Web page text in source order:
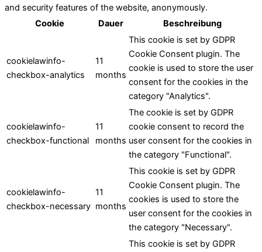
and security features of the website, anonymously.
Cookie
Dauer Beschreibung
cookielawinfo-
checkbox-analytics
11
months
This cookie is set by GDPR
Cookie Consent plugin. The
cookie is used to store the user
consent for the cookies in the
category "Analytics".
cookielawinfo-
checkbox-functional
11
months
The cookie is set by GDPR
cookie consent to record the
user consent for the cookies in
the category "Functional".
cookielawinfo-
checkbox-necessary
11
months
This cookie is set by GDPR
Cookie Consent plugin. The
cookies is used to store the
user consent for the cookies in
the category "Necessary".
This cookie is set by GDPR